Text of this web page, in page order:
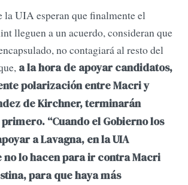
la UIA esperan que finalmente el
lleguen a un acuerdo, consideran que
no contagiará al resto del
a la hora de apoyar candidatos,
polarización entre Macri y
de Kirchner, terminarán
“Cuando el Gobierno los
a Lavagna, en la UIA
no lo hacen para ir contra Macri
para que haya más